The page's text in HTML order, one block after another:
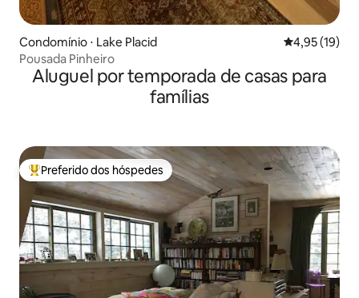
Condomínio ⋅ Lake Placid 4,95 de uma
4,95 (19)
Pousada Pinheiro
Aluguel por temporada de casas para
famílias
Entre os melhores preferidos dos hóspedes
Preferido dos hóspedes